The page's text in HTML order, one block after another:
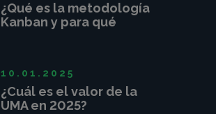
¿Qué es la metodología
Kanban y para qué
¿Cuál es el valor de la
UMA en 2025?
10.01.2025